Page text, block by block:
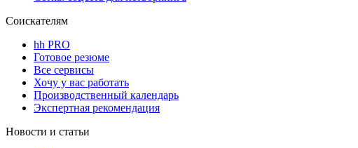
Соискателям
hh PRO
Готовое резюме
Все сервисы
Хочу у вас работать
Производственный календарь
Экспертная рекомендация
Новости и статьи